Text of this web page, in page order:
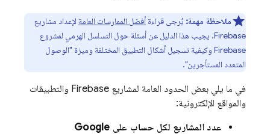
ملاحظة مهمة: يُرجى قراءة أفضل الممارسات العامة لإعداد مشاريع
Firebase. يجيب هذا الدليل عن أسئلة حول التسلسل الهرمي لمشروع
Firebase وكيفية تسجيل أشكال التطبيق المختلفة وميزة "الوصول
المتعدد المستأجرين".
في ما يلي بعض الحدود العامة لمشاريع Firebase والتطبيقات
والمواقع الإلكترونية:
عدد المشاريع لكل حساب على Google